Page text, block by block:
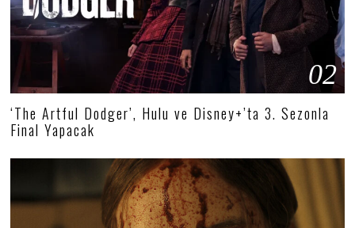
02
‘The Artful Dodger’, Hulu ve Disney+’ta 3. Sezonla
Final Yapacak